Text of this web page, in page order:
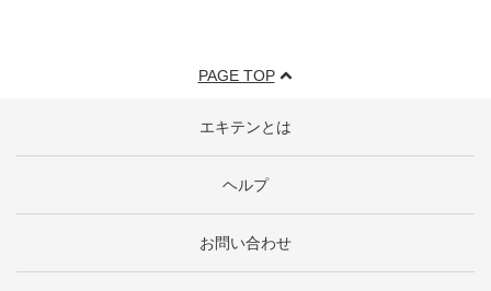
PAGE TOP
エキテンとは
ヘルプ
お問い合わせ